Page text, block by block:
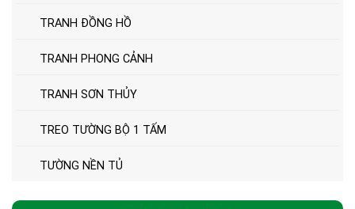
TRANH ĐỒNG HỒ
TRANH PHONG CẢNH
TRANH SƠN THỦY
TREO TƯỜNG BỘ 1 TẤM
TƯỜNG NỀN TỦ